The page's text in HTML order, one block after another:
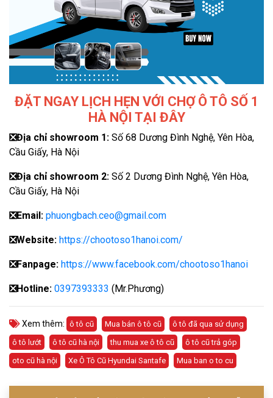
ĐẶT NGAY LỊCH HẸN VỚI CHỢ Ô TÔ SỐ 1
HÀ NỘI TẠI ĐÂY
❎Địa chỉ showroom 1: Số 68 Dương Đình Nghệ, Yên Hòa,
Cầu Giấy, Hà Nội
❎Địa chỉ showroom 2: Số 2 Dương Đình Nghệ, Yên Hòa,
Cầu Giấy, Hà Nội
❎Email: phuongbach.ceo@gmail.com
❎Website: https://chootoso1hanoi.com/
❎Fanpage: https://www.facebook.com/chootoso1hanoi
❎Hotline: 0397393333 (Mr.Phương)
Xem thêm: ô tô cũ Mua bán ô tô cũ
ô tô đã qua sử dụng
ô tô lướt
ô tô cũ hà nội thu mua xe ô tô cũ
ô tô cũ trả góp
oto cũ hà nội
Xe Ô Tô Cũ Hyundai Santafe Mua ban o to cu